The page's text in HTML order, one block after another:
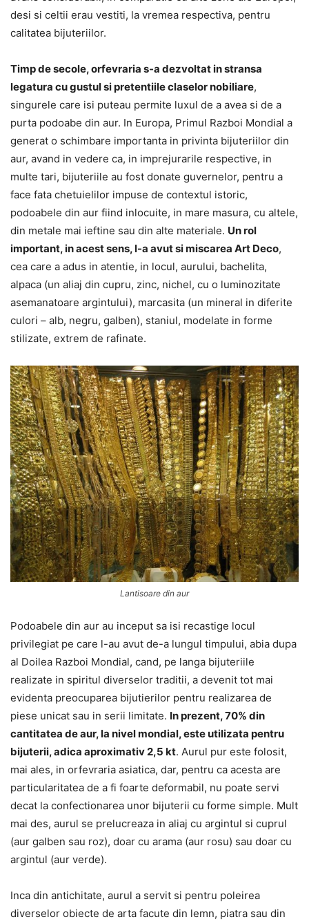
desi si celtii erau vestiti, la vremea respectiva, pentru
calitatea bijuteriilor.
Timp de secole, orfevraria s-a dezvoltat in stransa
legatura cu gustul si pretentiile claselor nobiliare,
singurele care isi puteau permite luxul de a avea si de a
purta podoabe din aur. In Europa, Primul Razboi Mondial a
generat o schimbare importanta in privinta bijuteriilor din
aur, avand in vedere ca, in imprejurarile respective, in
multe tari, bijuteriile au fost donate guvernelor, pentru a
face fata chetuielilor impuse de contextul istoric,
podoabele din aur fiind inlocuite, in mare masura, cu altele,
din metale mai ieftine sau din alte materiale. Un rol
important, in acest sens, l-a avut si miscarea Art Deco,
cea care a adus in atentie, in locul, aurului, bachelita,
alpaca (un aliaj din cupru, zinc, nichel, cu o luminozitate
asemanatoare argintului), marcasita (un mineral in diferite
culori – alb, negru, galben), staniul, modelate in forme
stilizate, extrem de rafinate.
Lantisoare din aur
Podoabele din aur au inceput sa isi recastige locul
privilegiat pe care l-au avut de-a lungul timpului, abia dupa
al Doilea Razboi Mondial, cand, pe langa bijuteriile
realizate in spiritul diverselor traditii, a devenit tot mai
evidenta preocuparea bijutierilor pentru realizarea de
piese unicat sau in serii limitate. In prezent, 70% din
cantitatea de aur, la nivel mondial, este utilizata pentru
bijuterii, adica aproximativ 2,5 kt. Aurul pur este folosit,
mai ales, in orfevraria asiatica, dar, pentru ca acesta are
particularitatea de a fi foarte deformabil, nu poate servi
decat la confectionarea unor bijuterii cu forme simple. Mult
mai des, aurul se prelucreaza in aliaj cu argintul si cuprul
(aur galben sau roz), doar cu arama (aur rosu) sau doar cu
argintul (aur verde).
Inca din antichitate, aurul a servit si pentru poleirea
diverselor obiecte de arta facute din lemn, piatra sau din